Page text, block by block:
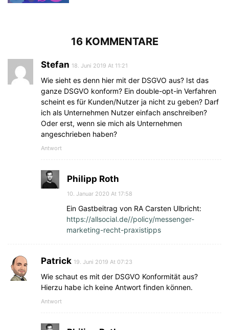
16 KOMMENTARE
Stefan 18. Juni 2019 At 11:21
Wie sieht es denn hier mit der DSGVO aus? Ist das
ganze DSGVO konform? Ein double-opt-in Verfahren
scheint es für Kunden/Nutzer ja nicht zu geben? Darf
ich als Unternehmen Nutzer einfach anschreiben?
Oder erst, wenn sie mich als Unternehmen
angeschrieben haben?
Antwort
Philipp Roth
10. Januar 2020 At 17:58
Ein Gastbeitrag von RA Carsten Ulbricht:
https://allsocial.de//policy/messenger-
marketing-recht-praxistipps
Patrick 19. Juni 2019 At 07:23
Wie schaut es mit der DSGVO Konformität aus?
Hierzu habe ich keine Antwort finden können.
Antwort